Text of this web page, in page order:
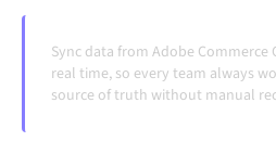
Sync data from Adobe Commerce
real time, so every team always
source of truth without manual